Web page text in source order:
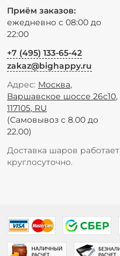
Приём заказов:
ежедневно с 08:00 до
22:00
+7 (495) 133-65-42
zakaz@bighappy.ru
Адрес: Москва,
Варшавское шоссе 26с10,
117105, RU
(Самовывоз с 8.00 до
22.00)
Доставка шаров работает
круглосуточно.